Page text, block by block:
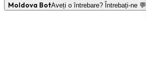
Moldova BotAveți o întrebare? Întrebați-ne 💬